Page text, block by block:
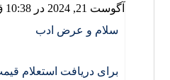
آگوست 21, 2024 در 10:38 ق.ظ
سلام و عرض ادب
برای دریافت استعلام